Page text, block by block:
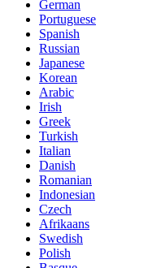
German
Portuguese
Spanish
Russian
Japanese
Korean
Arabic
Irish
Greek
Turkish
Italian
Danish
Romanian
Indonesian
Czech
Afrikaans
Swedish
Polish